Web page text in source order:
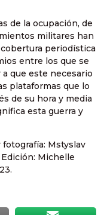
de la ocupación, de
militares han
periodística
entre los que se
que este necesario
plataformas que lo
de su hora y media
esta guerra y
Mstyslav
Michelle